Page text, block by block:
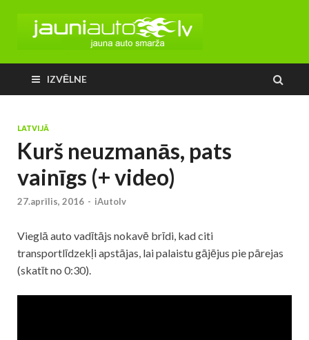
IZVĒLNE
LATVIJĀ
Kurš neuzmanās, pats
vainīgs (+ video)
27.aprīlis, 2016 - iAutolv
Vieglā auto vadītājs nokavē brīdi, kad citi
transportlīdzekļi apstājas, lai palaistu gājējus pie pārejas
(skatīt no 0:30).